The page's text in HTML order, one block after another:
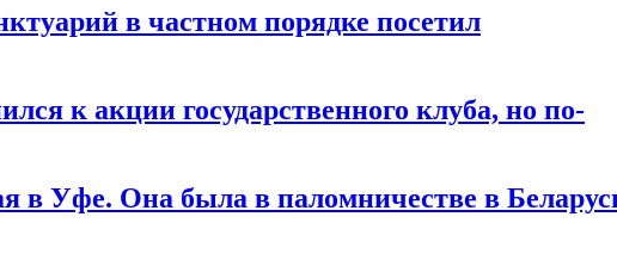
в частном порядке посетил
к акции государственного клуба, но по-
в Уфе. Она была в паломничестве в